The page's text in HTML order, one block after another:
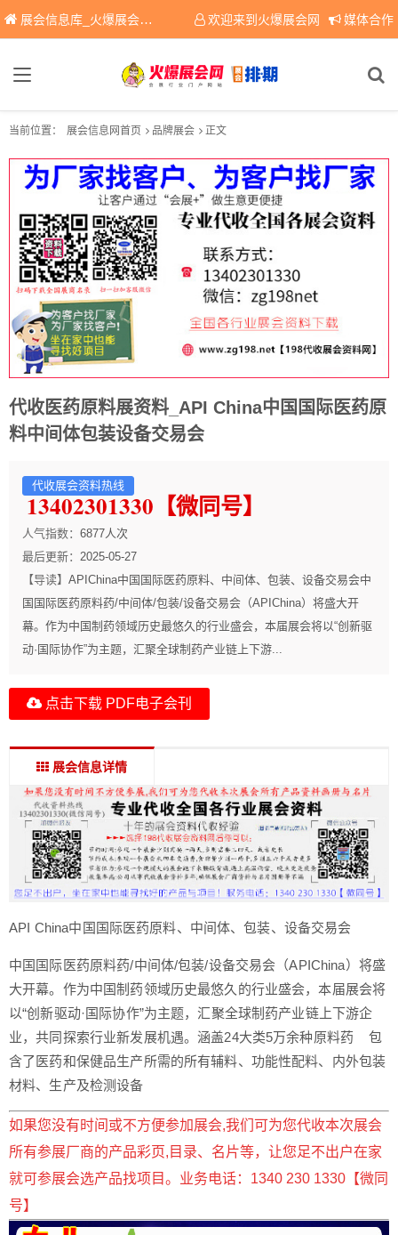
展会信息库_火爆展会网免费展会信息查询平台，提供专业会展服务！ 欢迎来到火爆展会网 媒体合作
当前位置： 展会信息网首页 品牌展会 正文
代收医药原料展资料_API China中国国际医药原
料中间体包装设备交易会
代收展会资料热线
13402301330【微同号】
人气指数： 6877人次
最后更新： 2025-05-27
【导读】 APIChina中国国际医药原料、中间体、包装、设备交易会中
国国际医药原料药/中间体/包装/设备交易会（APIChina）将盛大开
幕。作为中国制药领域历史最悠久的行业盛会，本届展会将以“创新驱
动·国际协作”为主题，汇聚全球制药产业链上下游...
点击下载 PDF电子会刊
展会信息详情
API China中国国际医药原料、中间体、包装、设备交易会
中国国际医药原料药/中间体/包装/设备交易会（APIChina）将盛
大开幕。作为中国制药领域历史最悠久的行业盛会，本届展会将
以“创新驱动·国际协作”为主题，汇聚全球制药产业链上下游企
业，共同探索行业新发展机遇。涵盖24大类5万余种原料药 包
含了医药和保健品生产所需的所有辅料、功能性配料、内外包装
材料、生产及检测设备
如果您没有时间或不方便参加展会,我们可为您代收本次展会
所有参展厂商的产品彩页,目录、名片等，让您足不出户在家
就可参展会选产品找项目。业务电话：1340 230 1330【微同
号】